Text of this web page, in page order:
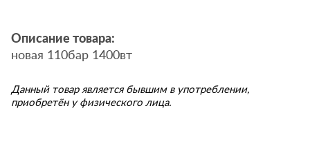
Описание товара:
новая 110бар 1400вт
Данный товар является бывшим в употреблении,
приобретён у физического лица.